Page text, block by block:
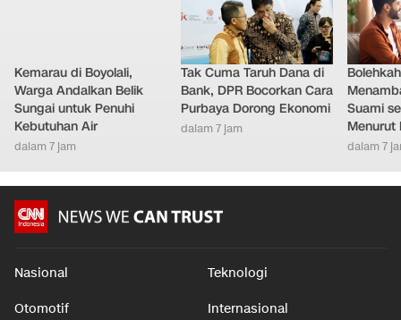
Kemarau di Boyolali,
Warga Andalkan Belik
Sungai untuk Penuhi
Kebutuhan Air
dalam 7 jam
Tak Cuma Taruh Dana di
Bank, DPR Bocorkan Cara
Purbaya Dorong Ekonomi
dalam 7 jam
Suami
Menurut
dalam 7
Nasional Teknologi
Otomotif Internasional